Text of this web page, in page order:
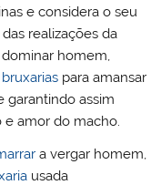
e considera o seu
realizações da
dominar homem,
bruxarias para amansar
garantindo assim
e amor do macho.
a vergar homem,
usada